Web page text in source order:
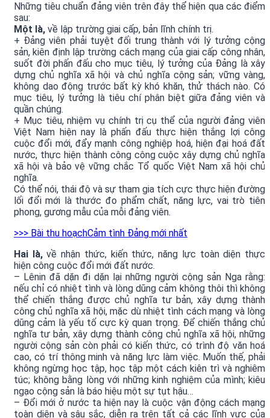
Những tiêu chuẩn đảng viên trên đây thể hiện qua các điểm
sau:
Một là, về lập trường giai cấp, bản lĩnh chính trị.
+ Đảng viên phải tuyệt đối trung thành với lý tưởng cộng
sản, kiên định lập trường cách mạng của giai cấp công nhân,
suốt đời phấn đấu cho mục tiêu, lý tưởng của Đảng là xây
dựng chủ nghĩa xã hội và chủ nghĩa cộng sản; vững vàng,
không dao động trước bất kỳ khó khăn, thử thách nào. Có
mục tiêu, lý tưởng là tiêu chí phân biệt giữa đảng viên và
quần chúng.
+ Mục tiêu, nhiệm vụ chính trị cụ thể của người đảng viên
Việt Nam hiện nay là phấn đấu thực hiện thắng lợi công
cuộc đổi mới, đẩy mạnh công nghiệp hoá, hiện đại hoá đất
nước, thực hiện thành công công cuộc xây dựng chủ nghĩa
xã hội và bảo vệ vững chắc Tổ quốc Việt Nam xã hội chủ
nghĩa.
Có thể nói, thái độ và sự tham gia tích cực thực hiện đường
lối đổi mới là thước đo phẩm chất, năng lực, vai trò tiên
phong, gương mẫu của mỗi đảng viên.
>>> Bài thu hoạchCảm tình Đảng mới nhất
Hai là,về nhận thức, kiến thức, năng lực toàn diện thực
hiện công cuộc đổi mới đất nước.
– Lênin đã dặn đi dặn lại những người cộng sản Nga rằng:
nếu chỉ có nhiệt tình và lòng dũng cảm không thôi thì không
thể chiến thắng được chủ nghĩa tư bản, xây dựng thành
công chủ nghĩa xã hội, mặc dù nhiệt tình cách mạng và lòng
dũng cảm là yếu tố cực kỳ quan trọng. Để chiến thắng chủ
nghĩa tư bản, xây dựng thành công chủ nghĩa xã hội, những
người cộng sản còn phải có kiến thức, có trình độ văn hoá
cao, có trí thông minh và năng lực làm việc. Muốn thế, phải
không ngừng học tập, học tập một cách kiên trì và nghiêm
túc; không bằng lòng với những kinh nghiệm của mình; kiêu
ngạo cộng sản là báo hiệu một sự tụt hậu…
– Đổi mới ở nước ta hiện nay là cuộc vận động cách mạng
toàn diện và sâu sắc, diễn ra trên tất cả các lĩnh vực của